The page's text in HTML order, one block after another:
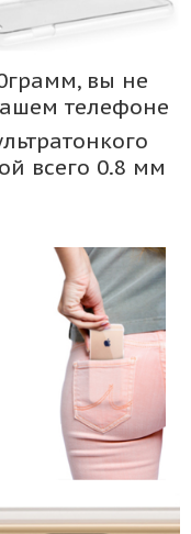
вы не
телефоне
всего 0.8 мм